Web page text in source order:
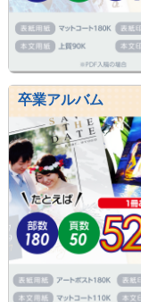
卒業アルバム